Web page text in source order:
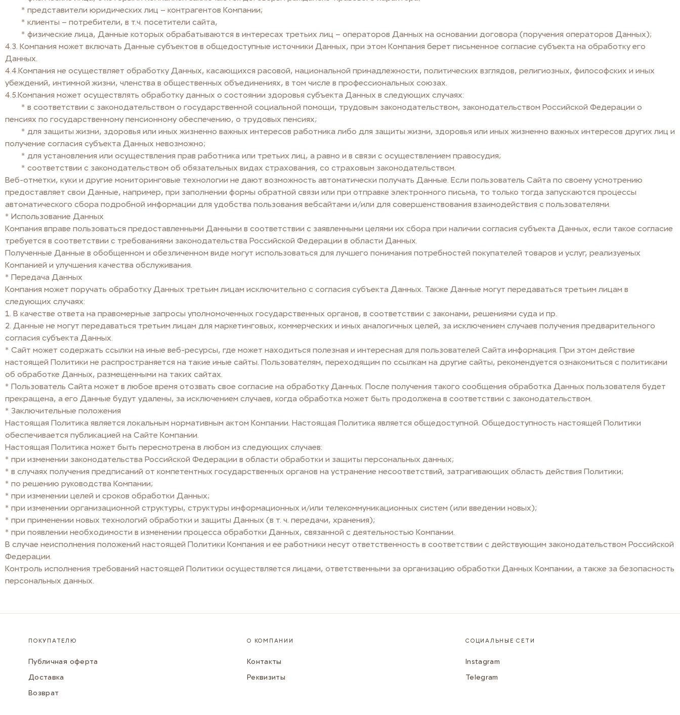
* представители юридических лиц – контрагентов Компании;
* клиенты – потребители, в т.ч. посетители сайта,
* физические лица, Данные которых обрабатываются в интересах третьих лиц – операторов Данных на основании договора (поручения операторов Данных);
4.3. Компания может включать Данные субъектов в общедоступные источники Данных, при этом Компания берет письменное согласие субъекта на обработку его
Данных.
4.4.Компания не осуществляет обработку Данных, касающихся расовой, национальной принадлежности, политических взглядов, религиозных, философских и иных
убеждений, интимной жизни, членства в общественных объединениях, в том числе в профессиональных союзах.
4.5.Компания может осуществлять обработку данных о состоянии здоровья субъекта Данных в следующих случаях:
* в соответствии с законодательством о государственной социальной помощи, трудовым законодательством, законодательством Российской Федерации о
пенсиях по государственному пенсионному обеспечению, о трудовых пенсиях;
* для защиты жизни, здоровья или иных жизненно важных интересов работника либо для защиты жизни, здоровья или иных жизненно важных интересов других лиц и
получение согласия субъекта Данных невозможно;
* для установления или осуществления прав работника или третьих лиц, а равно и в связи с осуществлением правосудия;
* соответствии с законодательством об обязательных видах страхования, со страховым законодательством.
Веб-отметки, куки и другие мониторинговые технологии не дают возможность автоматически получать Данные. Если пользователь Сайта по своему усмотрению
предоставляет свои Данные, например, при заполнении формы обратной связи или при отправке электронного письма, то только тогда запускаются процессы
автоматического сбора подробной информации для удобства пользования вебсайтами и/или для совершенствования взаимодействия с пользователями.
* Использование Данных
Компания вправе пользоваться предоставленными Данными в соответствии с заявленными целями их сбора при наличии согласия субъекта Данных, если такое согласие
требуется в соответствии с требованиями законодательства Российской Федерации в области Данных.
Полученные Данные в обобщенном и обезличенном виде могут использоваться для лучшего понимания потребностей покупателей товаров и услуг, реализуемых
Компанией и улучшения качества обслуживания.
* Передача Данных
Компания может поручать обработку Данных третьим лицам исключительно с согласия субъекта Данных. Также Данные могут передаваться третьим лицам в
следующих случаях:
1. B качестве ответа на правомерные запросы уполномоченных государственных органов, в соответствии с законами, решениями суда и пр.
2. Данные не могут передаваться третьим лицам для маркетинговых, коммерческих и иных аналогичных целей, за исключением случаев получения предварительного
согласия субъекта Данных.
* Сайт может содержать ссылки на иные веб-ресурсы, где может находиться полезная и интересная для пользователей Сайта информация. При этом действие
настоящей Политики не распространяется на такие иные сайты. Пользователям, переходящим по ссылкам на другие сайты, рекомендуется ознакомиться с политиками
об обработке Данных, размещенными на таких сайтах.
* Пользователь Сайта может в любое время отозвать свое согласие на обработку Данных. После получения такого сообщения обработка Данных пользователя будет
прекращена, а его Данные будут удалены, за исключением случаев, когда обработка может быть продолжена в соответствии с законодательством.
* Заключительные положения
Настоящая Политика является локальным нормативным актом Компании. Настоящая Политика является общедоступной. Общедоступность настоящей Политики
обеспечивается публикацией на Сайте Компании.
Настоящая Политика может быть пересмотрена в любом из следующих случаев:
* при изменении законодательства Российской Федерации в области обработки и защиты персональных данных;
* в случаях получения предписаний от компетентных государственных органов на устранение несоответствий, затрагивающих область действия Политики;
* по решению руководства Компании;
* при изменении целей и сроков обработки Данных;
* при изменении организационной структуры, структуры информационных и/или телекоммуникационных систем (или введении новых);
* при применении новых технологий обработки и защиты Данных (в т. ч. передачи, хранения);
* при появлении необходимости в изменении процесса обработки Данных, связанной с деятельностью Компании.
В случае неисполнения положений настоящей Политики Компания и ее работники несут ответственность в соответствии с действующим законодательством Российской
Федерации.
Контроль исполнения требований настоящей Политики осуществляется лицами, ответственными за организацию обработки Данных Компании, а также за безопасность
персональных данных.
ПОКУПАТЕЛЮ
Публичная оферта
Доставка
Возврат
О КОМПАНИИ
Контакты
Реквизиты
СОЦИАЛЬНЫЕ СЕТИ
Instagram
Telegram